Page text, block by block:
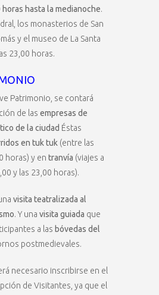
hasta la medianoche.
los monasterios de San
y el museo de La Santa
23,00 horas.
Patrimonio, se contará
de las empresas de
de la ciudad Éstas
en tuk tuk (entre las
horas) y en tranvía (viajes a
y las 23,00 horas).
visita teatralizada al
. Y una visita guiada que
a las bóvedas del
postmedievales.
necesario inscribirse en el
de Visitantes, ya que el